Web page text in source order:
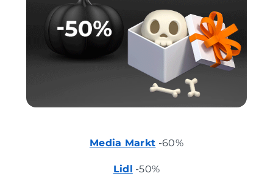
Media Markt -60%
Lidl -50%